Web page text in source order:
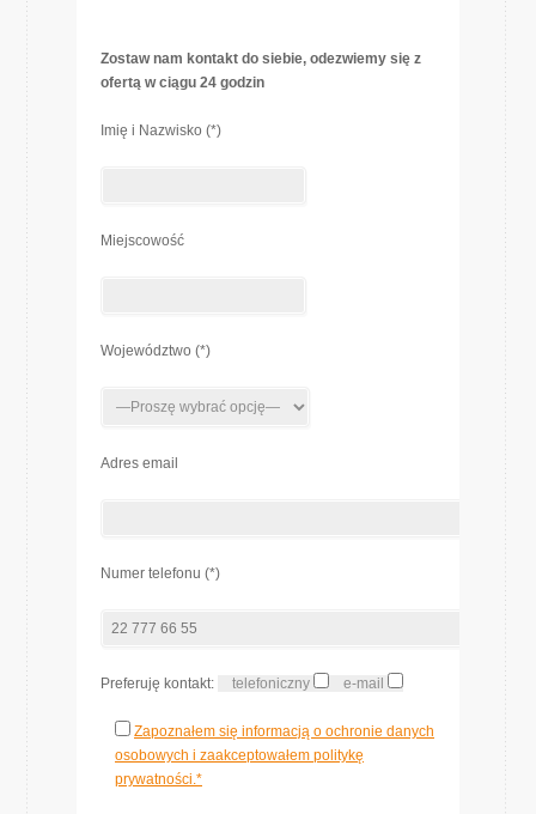
Zostaw nam kontakt do siebie, odezwiemy się z
ofertą w ciągu 24 godzin
Imię i Nazwisko (*)
Miejscowość
Województwo (*)
Adres email
Numer telefonu (*)
Preferuję kontakt: telefoniczny e-mail
Zapoznałem się informacją o ochronie danych
osobowych i zaakceptowałem politykę
prywatności.*